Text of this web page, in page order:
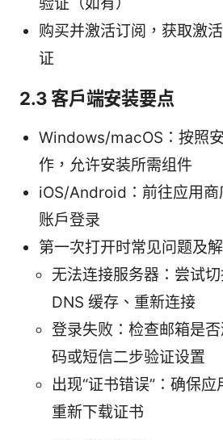
验证（如有）
购买并激活订阅，获取激
证
2.3 客户端安装要点
Windows/macOS：按照
作，允许安装所需组件
iOS/Android：前往应用商
账户登录
第一次打开时常见问题及
无法连接服务器：尝试
DNS 缓存、重新连接
登录失败：检查邮箱是
码或短信二步验证设置
出现“证书错误”：确保应
重新下载证书